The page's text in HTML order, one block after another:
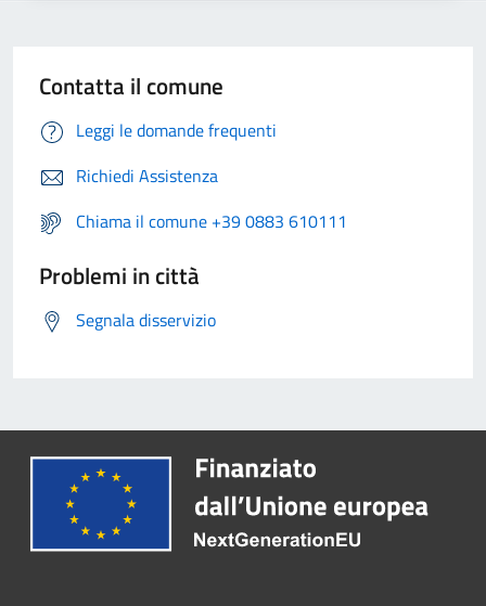
Contatta il comune
Leggi le domande frequenti
Richiedi Assistenza
Chiama il comune +39 0883 610111
Problemi in città
Segnala disservizio